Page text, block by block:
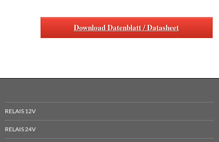
Download Datenblatt / Datasheet
RELAIS 12V
RELAIS 24V